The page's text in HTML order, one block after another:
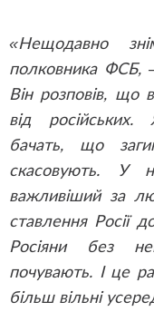
«Нещодавно
полковника ФСБ,
Він розповів, що
від російських.
бачать, що
скасовують. У
важливіший за
ставлення Росії
Росіяни без
почувають. І це
більш вільні